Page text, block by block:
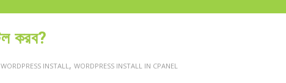
করব?
WORDPRESS INSTALL, WORDPRESS INSTALL IN CPANEL